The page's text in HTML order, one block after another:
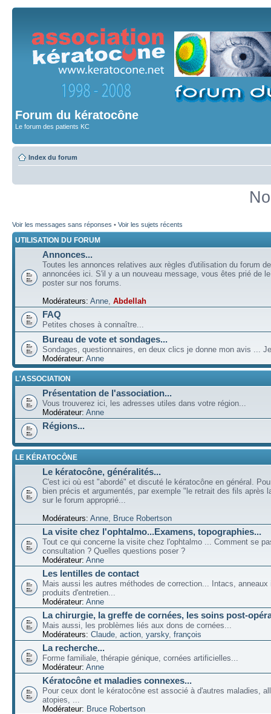
Forum du kératocône
Le forum des patients KC
Index du forum
Voir les messages sans réponses • Voir les sujets récents
UTILISATION DU FORUM
Annonces...
Toutes les annonces relatives aux règles d'utilisation du forum
annoncées ici. S'il y a un nouveau message, vous êtes prié de
poster sur nos forums.
Modérateurs: Anne, Abdellah
FAQ
Petites choses à connaître...
Bureau de vote et sondages...
Sondages, questionnaires, en deux clics je donne mon avis ...
Modérateur: Anne
L'ASSOCIATION
Présentation de l'association...
Vous trouverez ici, les adresses utiles dans votre région...
Modérateur: Anne
Régions...
LE KÉRATOCÔNE
Le kératocône, généralités...
C'est ici où est "abordé" et discuté le kératocône en général.
bien précis et argumentés, par exemple "le retrait des fils après
sur le forum approprié...
Modérateurs: Anne, Bruce Robertson
La visite chez l'ophtalmo...Examens, topographies...
Tout ce qui concerne la visite chez l'ophtalmo ... Comment se
consultation ? Quelles questions poser ?
Modérateur: Anne
Les lentilles de contact
Mais aussi les autres méthodes de correction... Intacs, anneaux
produits d'entretien...
Modérateur: Anne
La chirurgie, la greffe de cornées, les soins post-
Mais aussi, les problèmes liés aux dons de cornées...
Modérateurs: Claude, action, yarsky, françois
La recherche...
Forme familiale, thérapie génique, cornées artificielles...
Modérateur: Anne
Kératocône et maladies connexes...
Pour ceux dont le kératocône est associé à d'autres maladies,
atopies, ...
Modérateur: Bruce Robertson